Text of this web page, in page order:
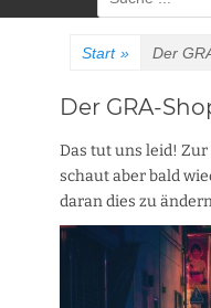
nach:
Start » Der
Der GRA-
Das tut uns leid!
schaut aber bald
daran dies zu